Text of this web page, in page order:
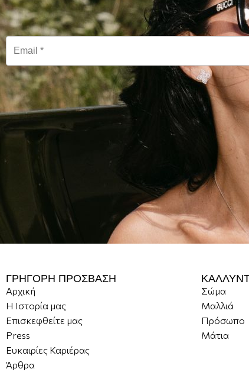
ΓΡΗΓΟΡΗ ΠΡΟΣΒΑΣΗ
Αρχική
Η Ιστορία μας
Επισκεφθείτε μας
Press
Ευκαιρίες Καριέρας
Άρθρα
Σώμα
Μαλλιά
Πρόσωπο
Μάτια